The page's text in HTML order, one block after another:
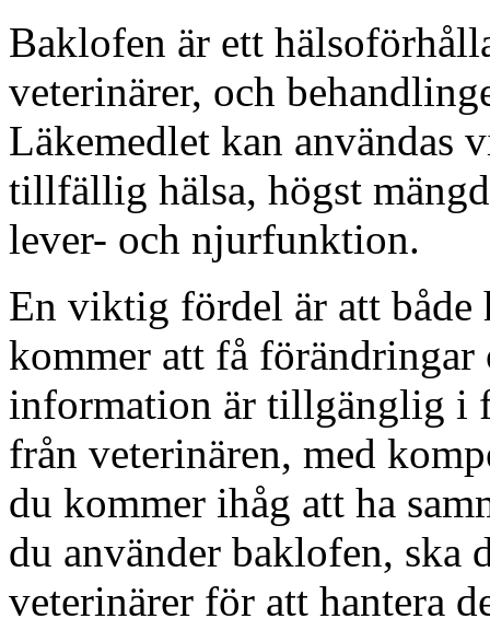
Baklofen är ett
veterinärer, och
Läkemedlet kan användas
tillfällig hälsa, högst
lever- och njurfunktion.
En viktig fördel är att både
kommer att få förändringar
information är tillgänglig i
från veterinären, med
du kommer ihåg att ha
du använder baklofen, ska
veterinärer för att hantera